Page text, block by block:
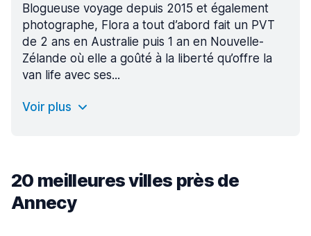
Blogueuse voyage depuis 2015 et également
photographe, Flora a tout d’abord fait un PVT
de 2 ans en Australie puis 1 an en Nouvelle-
Zélande où elle a goûté à la liberté qu’offre la
van life avec ses...
Voir plus
20 meilleures villes près de
Annecy